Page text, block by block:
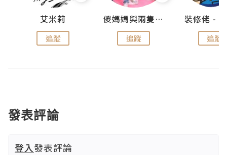
艾米莉
追蹤
儍媽媽與兩隻小魔怪之家
追蹤 追蹤
發表評論
登入發表評論